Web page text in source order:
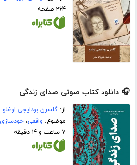
۲۶۴ صفحه
🎧 دانلود کتاب صوتی صدای زندگی
از:گلسرن بودایجی اوغلو
موضوع: واقعی،خودسازی
۷ ساعت و ۱۴ دقیقه